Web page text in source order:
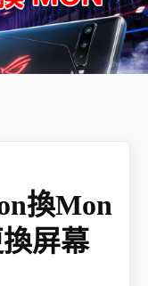
換mon
屏幕